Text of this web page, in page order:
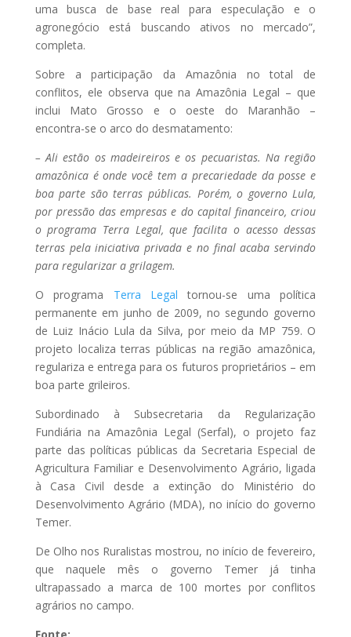
uma busca de base real para especulação e o
agronegócio está buscando ativos no mercado”,
completa.
Sobre a participação da Amazônia no total de
conflitos, ele observa que na Amazônia Legal – que
inclui Mato Grosso e o oeste do Maranhão –
encontra-se o arco do desmatamento:
– Ali estão os madeireiros e os pecuaristas. Na região
amazônica é onde você tem a precariedade da posse e
boa parte são terras públicas. Porém, o governo Lula,
por pressão das empresas e do capital financeiro, criou
o programa Terra Legal, que facilita o acesso dessas
terras pela iniciativa privada e no final acaba servindo
para regularizar a grilagem.
O programa Terra Legal tornou-se uma política
permanente em junho de 2009, no segundo governo
de Luiz Inácio Lula da Silva, por meio da MP 759. O
projeto localiza terras públicas na região amazônica,
regulariza e entrega para os futuros proprietários – em
boa parte grileiros.
Subordinado à Subsecretaria da Regularização
Fundiária na Amazônia Legal (Serfal), o projeto faz
parte das políticas públicas da Secretaria Especial de
Agricultura Familiar e Desenvolvimento Agrário, ligada
à Casa Civil desde a extinção do Ministério do
Desenvolvimento Agrário (MDA), no início do governo
Temer.
De Olho nos Ruralistas mostrou, no início de fevereiro,
que naquele mês o governo Temer já tinha
ultrapassado a marca de 100 mortes por conflitos
agrários no campo.